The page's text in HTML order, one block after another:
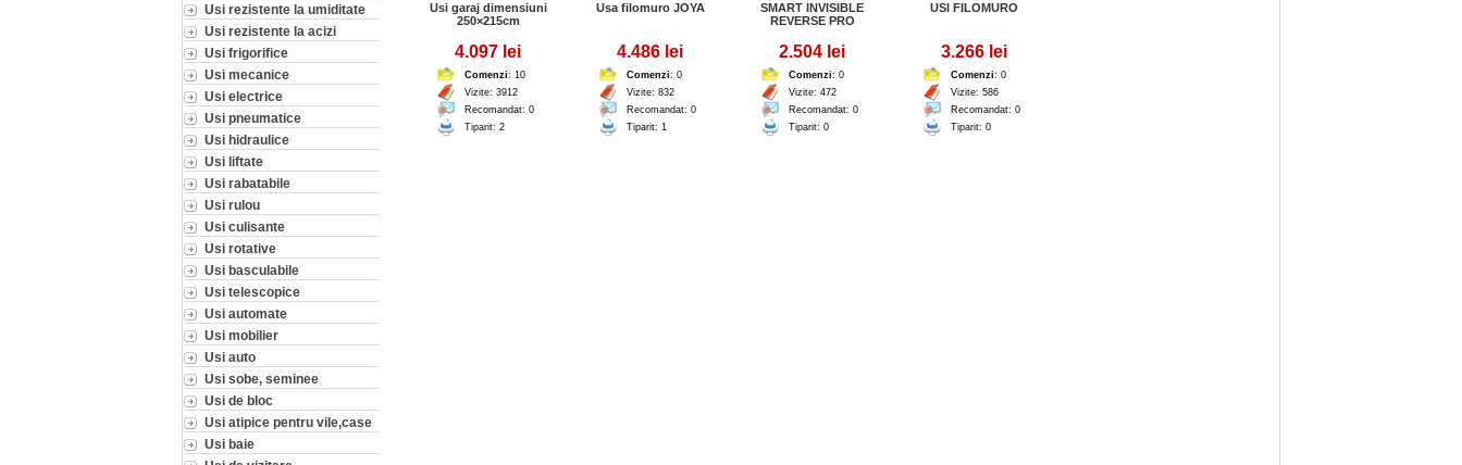
Usi rezistente la umiditate
Usi rezistente la acizi
Usi frigorifice
Usi mecanice
Usi electrice
Usi pneumatice
Usi hidraulice
Usi liftate
Usi rabatabile
Usi rulou
Usi culisante
Usi rotative
Usi basculabile
Usi telescopice
Usi automate
Usi mobilier
Usi auto
Usi sobe, seminee
Usi de bloc
Usi atipice pentru vile,case
Usi baie
Usi garaj dimensiuni
250×215cm
4.097 lei
Comenzi: 10
Vizite: 3912
Recomandat: 0
Tiparit: 2
Usa filomuro JOYA
4.486 lei
Comenzi: 0
Vizite: 832
Recomandat: 0
Tiparit: 1
SMART INVISIBLE
REVERSE PRO
2.504 lei
Comenzi: 0
Vizite: 472
Recomandat: 0
Tiparit: 0
USI FILOMURO
3.266 lei
Comenzi: 0
Vizite: 586
Recomandat: 0
Tiparit: 0